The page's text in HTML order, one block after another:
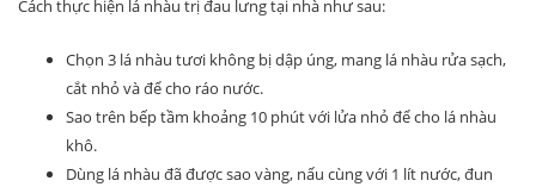
Cách thực hiện lá nhàu trị đau lưng tại nhà như sau:
Chọn 3 lá nhàu tươi không bị dập úng, mang lá nhàu rửa sạch,
cắt nhỏ và để cho ráo nước.
Sao trên bếp tầm khoảng 10 phút với lửa nhỏ để cho lá nhàu
khô.
Dùng lá nhàu đã được sao vàng, nấu cùng với 1 lít nước, đun